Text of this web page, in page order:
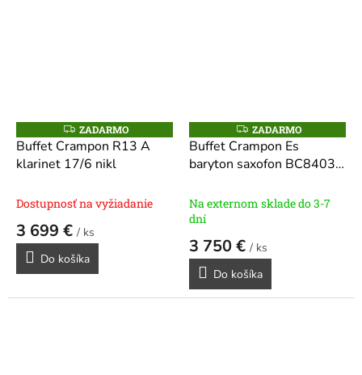
Z
A
D
A
O
ZADARMO
Buffet Crampon R13 A
klarinet 17/6 nikl
Dostupnosť na vyžiadanie
3 699 € / ks
Do košíka
Z
A
D
A
ZADARMO
Buffet Crampon Es
baryton saxofon BC8403-
Na externom sklade do 3-7
dní
3 750 € / ks
Do košíka